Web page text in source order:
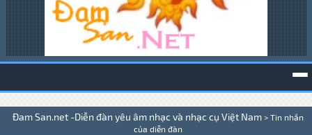
Đam San.net -Diễn đàn yêu âm nhạc và nhạc cụ Việt Nam > Tin nhắn
của diễn đàn